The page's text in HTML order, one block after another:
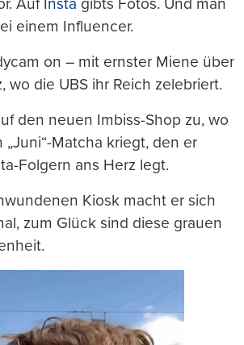
einem Influencer.
on – mit ernster Miene über
wo die UBS ihr Reich zelebriert.
den neuen Imbiss-Shop zu, wo
Matcha kriegt, den er
Folgern ans Herz legt.
Kiosk macht er sich
zum Glück sind diese grauen